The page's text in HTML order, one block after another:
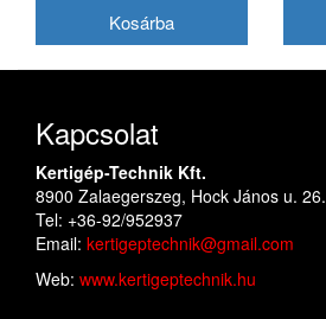
Kapcsolat
Kertigép-Technik Kft.
8900 Zalaegerszeg, Hock János u. 26.
Tel: +36-92/952937
Email: kertigeptechnik@gmail.com
Web: www.kertigeptechnik.hu